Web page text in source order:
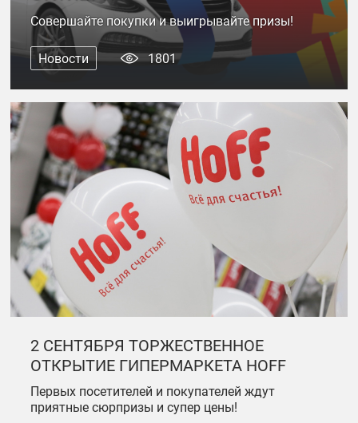
Совершайте покупки и выигрывайте призы!
Новости 1801
2 СЕНТЯБРЯ ТОРЖЕСТВЕННОЕ
ОТКРЫТИЕ ГИПЕРМАРКЕТА HOFF
Первых посетителей и покупателей ждут
приятные сюрпризы и супер цены!